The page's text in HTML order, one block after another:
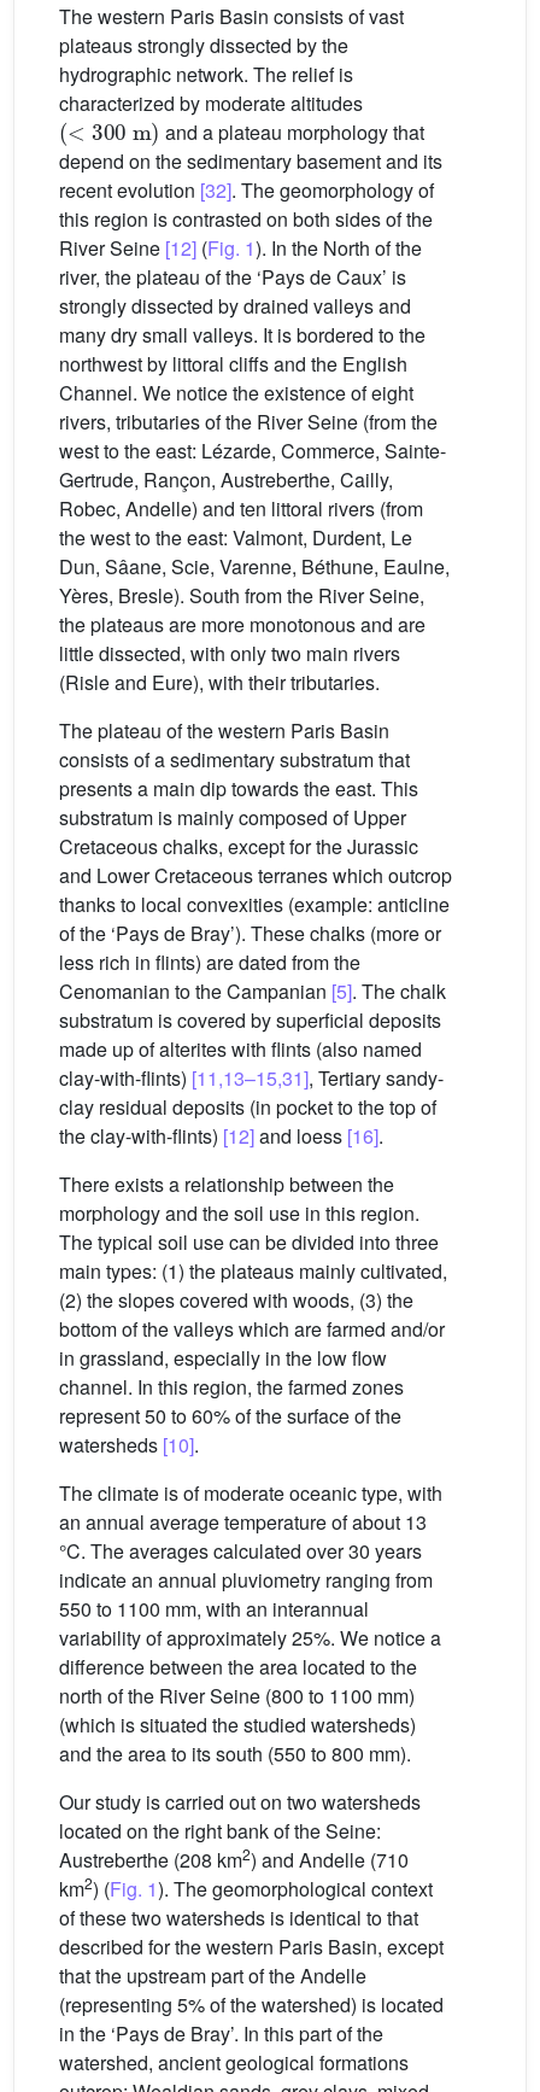
The western Paris Basin consists of vast
plateaus strongly dissected by the
hydrographic network. The relief is
characterized by moderate altitudes
(<300m)
and a plateau morphology that
depend on the sedimentary basement and its
recent evolution [32]. The geomorphology of
this region is contrasted on both sides of the
River Seine [12] (Fig. 1). In the North of the
river, the plateau of the ‘Pays de Caux’ is
strongly dissected by drained valleys and
many dry small valleys. It is bordered to the
northwest by littoral cliffs and the English
Channel. We notice the existence of eight
rivers, tributaries of the River Seine (from the
west to the east: Lézarde, Commerce, Sainte-
Gertrude, Rançon, Austreberthe, Cailly,
Robec, Andelle) and ten littoral rivers (from
the west to the east: Valmont, Durdent, Le
Dun, Sâane, Scie, Varenne, Béthune, Eaulne,
Yères, Bresle). South from the River Seine,
the plateaus are more monotonous and are
little dissected, with only two main rivers
(Risle and Eure), with their tributaries.
The plateau of the western Paris Basin
consists of a sedimentary substratum that
presents a main dip towards the east. This
substratum is mainly composed of Upper
Cretaceous chalks, except for the Jurassic
and Lower Cretaceous terranes which outcrop
thanks to local convexities (example: anticline
of the ‘Pays de Bray’). These chalks (more or
less rich in flints) are dated from the
Cenomanian to the Campanian [5]. The chalk
substratum is covered by superficial deposits
made up of alterites with flints (also named
clay-with-flints) [11,13–15,31], Tertiary sandy-
clay residual deposits (in pocket to the top of
the clay-with-flints) [12]and loess [16].
There exists a relationship between the
morphology and the soil use in this region.
The typical soil use can be divided into three
main types: (1) the plateaus mainly cultivated,
(2) the slopes covered with woods, (3) the
bottom of the valleys which are farmed and/or
in grassland, especially in the low flow
channel. In this region, the farmed zones
represent 50 to 60% of the surface of the
watersheds [10].
The climate is of moderate oceanic type, with
an annual average temperature of about 13
°C. The averages calculated over 30 years
indicate an annual pluviometry ranging from
550 to 1100 mm, with an interannual
variability of approximately 25%. We notice a
difference between the area located to the
north of the River Seine (800 to 1100 mm)
(which is situated the studied watersheds)
and the area to its south (550 to 800 mm).
Our study is carried out on two watersheds
located on the right bank of the Seine:
Austreberthe (208 km2) and Andelle (710
km2) (Fig. 1). The geomorphological context
of these two watersheds is identical to that
described for the western Paris Basin, except
that the upstream part of the Andelle
(representing 5% of the watershed) is located
in the ‘Pays de Bray’. In this part of the
watershed, ancient geological formations